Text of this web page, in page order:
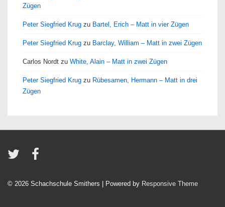
Zügen
Peter Siegfried Krug zu Bartel, Erich – Matt in vier Zügen
Peter Siegfried Krug zu Barclay, William – Matt in zwei Zügen
Carlos Nordt zu White, Alain – Matt in zwei Zügen
Peter Siegfried Krug zu Rübesamen, Hermann – Matt in drei
Zügen
© 2026 Schachschule Smithers | Powered by Responsive Theme